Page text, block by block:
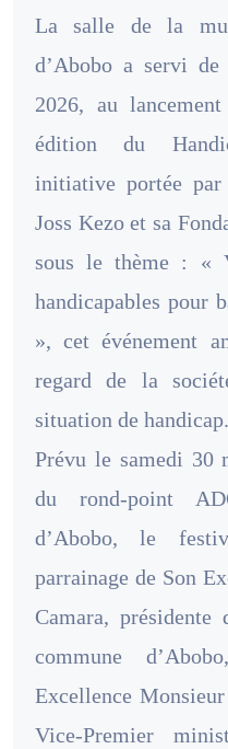
La salle de la
d’Abobo a servi
2026, au
édition du
initiative portée
Joss Kezo et sa
sous le thème : «
handicapables pour
», cet événement
regard de la
situation de handicap.
Prévu le samedi 30
du rond-point
d’Abobo, le
parrainage de Son
Camara,
commune
Excellence
Vice-Premier